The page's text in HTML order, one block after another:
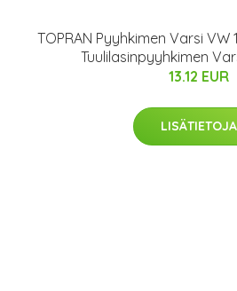
TOPRAN Pyyhkimen Varsi VW
Tuulilasinpyyhkimen
13.12 EUR
LISÄTIETOJA